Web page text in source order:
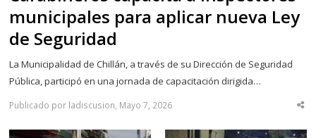
municipales para aplicar nueva Ley
de Seguridad
La Municipalidad de Chillán, a través de su Dirección de Seguridad
Pública, participó en una jornada de capacitación dirigida…
Publicado por ladiscusion, Mayo 7, 2026